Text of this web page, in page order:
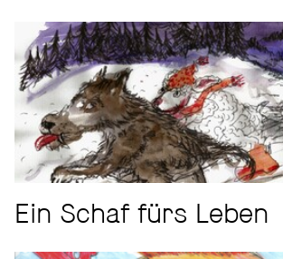
Ein Schaf fürs Leben